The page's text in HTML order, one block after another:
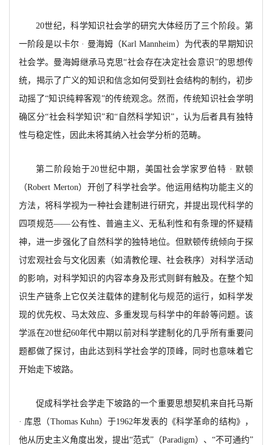
20世纪，科学知识社会学的研究大体经历了三个阶段。第
一阶段是以卡尔 · 曼海姆（Karl Mannheim）为代表的早期知识
社会学。曼海姆继承马克思“社会存在决定社会意识”的思想传
统，揭示了广义的知识和信念如何受到社会结构的制约，初步
动摇了“知识纯粹客观”的传统观念。然而，传统知识社会学明
确区分“社会科学知识”和“自然科学知识”，认为后者具有独特
性与稳定性，因此未将其纳入社会学分析的范畴。
第二阶段始于20世纪中期，美国社会学家罗伯特 · 默顿
（Robert Merton）开创了科学社会学。他运用结构功能主义的
方法，将科学视为一种社会建制进行研究，并提出现代科学的
四项规范——公有性、普遍主义、无私利性和有条理的怀疑精
神，进一步强化了自然科学的独特地位。但默顿传统倾向于探
讨宏观社会与文化因素（如清教伦理、社会秩序）对科学活动
的影响，对科学知识的内容本身及形式则鲜有触及。在整个知
识生产链条上它仅关注载体的建制化与规范的运行，如科学发
现的优先权、马太效应、多重发现与科学中的年龄等问题。该
学派在20世纪60年代中期以前对科学建制化的几乎所有重要问
题都做了探讨，由此达到科学社会学的顶峰，同时也意味着它
开始走下坡路。
促成科学社会学走下坡路的一个重要思想契机来自托马斯
· 库恩（Thomas Kuhn）于1962年发表的《科学革命的结构》，
他从历史主义角度出发，提出“范式”（Paradigm）、“不可通约”